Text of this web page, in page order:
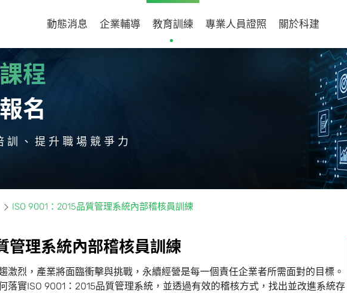
動態消息 企業輔導 教育訓練 專業人員證照 關於科建
程
名
訓、提升職場競爭力
ISO 9001：2015品質管理系統內部稽核員訓練
管理系統內部稽核員訓練
激烈，產業將面臨衝擊與挑戰，永續經營是每一個責任企業者所需面對的目標。
落實ISO 9001：2015品質管理系統，並透過有效的稽核方式，找出並改進系統存